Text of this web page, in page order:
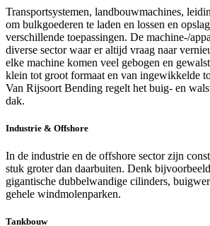
Transportsystemen, landbouwmachines,
om bulkgoederen te laden en lossen en
verschillende toepassingen. De machine-/
diverse sector waar er altijd vraag naar
elke machine komen veel gebogen en
klein tot groot formaat en van ingewikkelde
Van Rijsoort Bending regelt het buig- en
dak.
Industrie & Offshore
In de industrie en de offshore sector zijn
stuk groter dan daarbuiten. Denk
gigantische dubbelwandige cilinders,
gehele windmolenparken.
Tankbouw